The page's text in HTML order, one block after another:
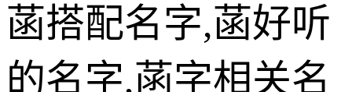
菡搭配名字,菡好听
的名字,菡字相关名